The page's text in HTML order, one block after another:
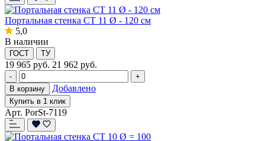
Портальная стенка СТ 11 Ø - 120 см
5,0
В наличии
ГОСТ ТУ
19 965 руб. 21 962 руб.
-
+
В корзину
Добавлено
Купить в 1 клик
Арт. PorSt-7119